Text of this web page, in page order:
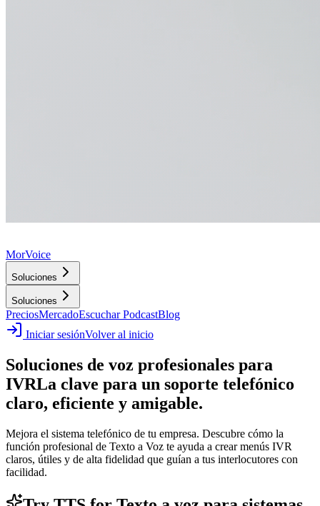
MorVoice
Soluciones
Soluciones
PreciosMercadoEscuchar PodcastBlog
Iniciar sesiónVolver al inicio
Soluciones de voz profesionales para
IVRLa clave para un soporte telefónico
claro, eficiente y amigable.
Mejora el sistema telefónico de tu empresa. Descubre cómo la
función profesional de Texto a Voz te ayuda a crear menús IVR
claros, útiles y de alta fidelidad que guían a tus interlocutores con
facilidad.